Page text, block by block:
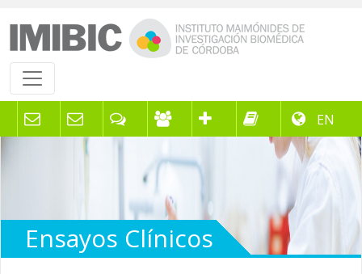
EN
Ensayos Clínicos